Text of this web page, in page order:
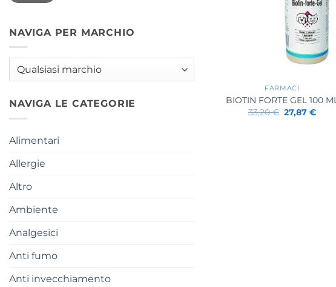
NAVIGA PER MARCHIO
NAVIGA LE CATEGORIE
Alimentari
Allergie
Altro
Ambiente
Analgesici
Anti fumo
Anti invecchiamento
FARMACI
BIOTIN FORTE GEL 100 ML
33,20€ Il
prezzo
27,87 €Il